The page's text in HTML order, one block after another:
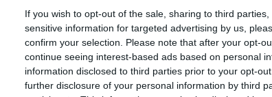
If you wish to opt-out of the sale, sharing to third
sensitive information for targeted advertising by us,
confirm your selection. Please note that after your opt-
continue seeing interest-based ads based on personal
information disclosed to third parties prior to your opt-
further disclosure of your personal information by third
ανώνυμους Τούρκους